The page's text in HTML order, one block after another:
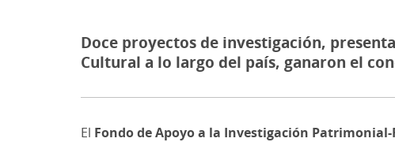
Doce proyectos de investigación,
Cultural a lo largo del país, ganaron el
El Fondo de Apoyo a la Investigación Patrimonial-